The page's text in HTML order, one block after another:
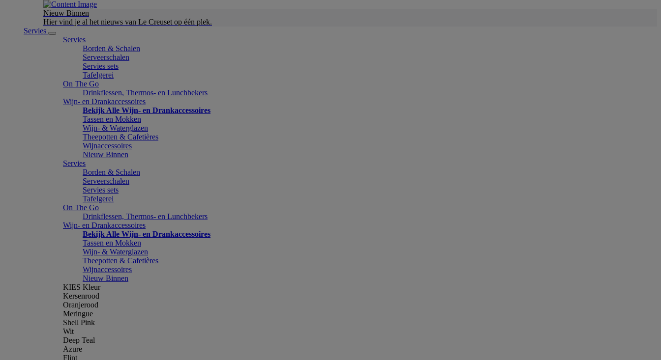
Nieuw Binnen
Hier vind je al het nieuws van Le Creuset op één plek.
Servies
Servies
Borden & Schalen
Serveerschalen
Servies sets
Tafelgerei
On The Go
Drinkflessen, Thermos- en Lunchbekers
Wijn- en Drankaccessoires
Bekijk Alle Wijn- en Drankaccessoires
Tassen en Mokken
Wijn- & Waterglazen
Theepotten & Cafetières
Wijnaccessoires
Nieuw Binnen
Servies
Borden & Schalen
Serveerschalen
Servies sets
Tafelgerei
On The Go
Drinkflessen, Thermos- en Lunchbekers
Wijn- en Drankaccessoires
Bekijk Alle Wijn- en Drankaccessoires
Tassen en Mokken
Wijn- & Waterglazen
Theepotten & Cafetières
Wijnaccessoires
Nieuw Binnen
KIES Kleur
Kersenrood
Oranjerood
Meringue
Shell Pink
Wit
Deep Teal
Azure
Flint